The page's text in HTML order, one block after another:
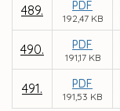
489. PDF
192,47 KB
490. PDF
191,17 KB
491. PDF
191,53 KB